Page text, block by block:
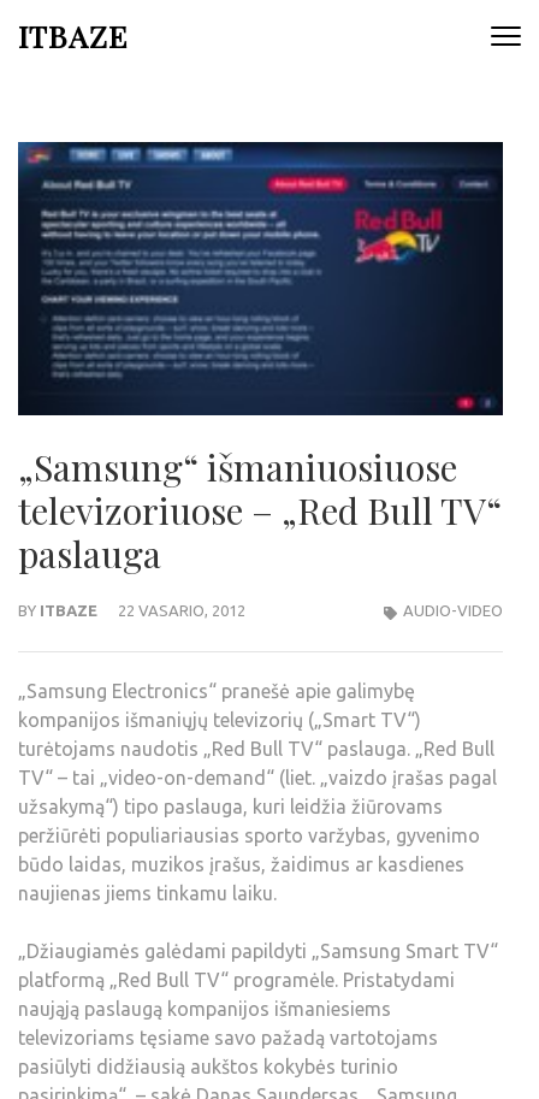
ITBAZE
„Samsung“ išmaniuosiuose
televizoriuose – „Red Bull TV“
paslauga
BY ITBAZE 22 VASARIO, 2012 AUDIO-VIDEO
„Samsung Electronics“ pranešė apie galimybę
kompanijos išmaniųjų televizorių („Smart TV“)
turėtojams naudotis „Red Bull TV“ paslauga. „Red Bull
TV“ – tai „video-on-demand“ (liet. „vaizdo įrašas pagal
užsakymą“) tipo paslauga, kuri leidžia žiūrovams
peržiūrėti populiariausias sporto varžybas, gyvenimo
būdo laidas, muzikos įrašus, žaidimus ar kasdienes
naujienas jiems tinkamu laiku.
„Džiaugiamės galėdami papildyti „Samsung Smart TV“
platformą „Red Bull TV“ programėle. Pristatydami
naująją paslaugą kompanijos išmaniesiems
televizoriams tęsiame savo pažadą vartotojams
pasiūlyti didžiausią aukštos kokybės turinio